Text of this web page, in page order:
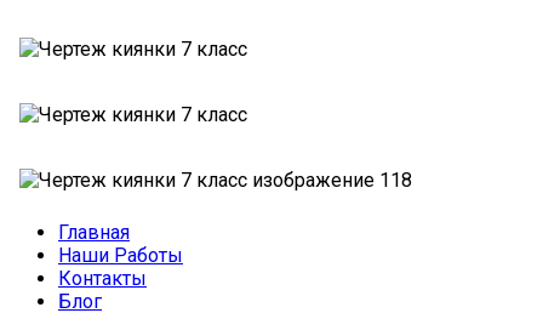
Главная
Наши Работы
Контакты
Блог